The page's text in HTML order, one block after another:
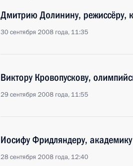
Дмитрию Долинину, режиссёру,
30 сентября 2008 года, 11:35
Виктору Кровопускову,
29 сентября 2008 года, 11:55
Иосифу Фридляндеру,
28 сентября 2008 года, 12:40